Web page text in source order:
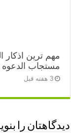
مهم ترین
مستجاب
3 هفته قبل
دیدگاهتان را